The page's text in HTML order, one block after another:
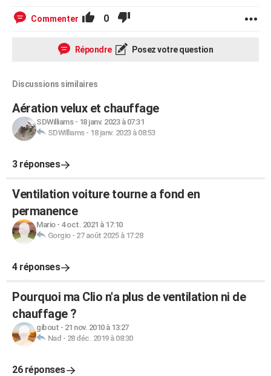
Commenter 0
Répondre Posez votre question
Discussions similaires
Aération velux et chauffage
SDWilliams- 18 janv. 2023 à 07:31
SDWilliams- 18 janv. 2023 à 08:53
3 réponses
Ventilation voiture tourne a fond en
permanence
Mario- 4 oct. 2021 à 17:10
Gorgio- 27 août 2025 à 17:28
4 réponses
Pourquoi ma Clio n'a plus de ventilation ni de
chauffage ?
gibout - 21 nov. 2010 à 13:27
Nad - 28 déc. 2019 à 08:30
26 réponses